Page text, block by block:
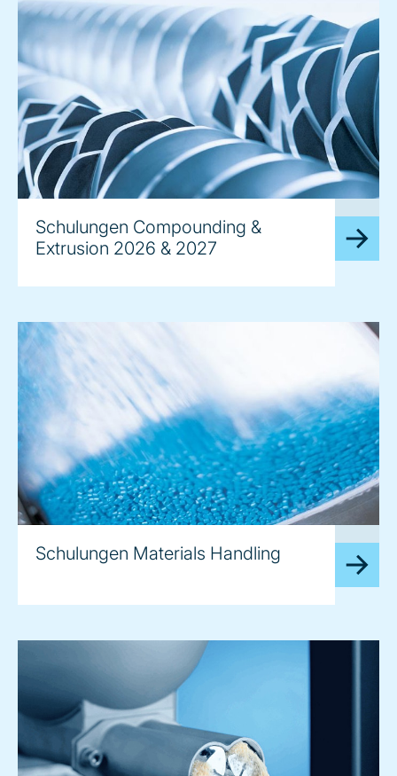
Schulungen Compounding &
Extrusion 2026 & 2027
Schulungen Materials Handling